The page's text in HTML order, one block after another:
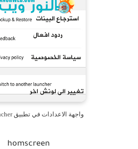
واجهة الاعدادات في تطبيق Evie Launcher‏
homscreen